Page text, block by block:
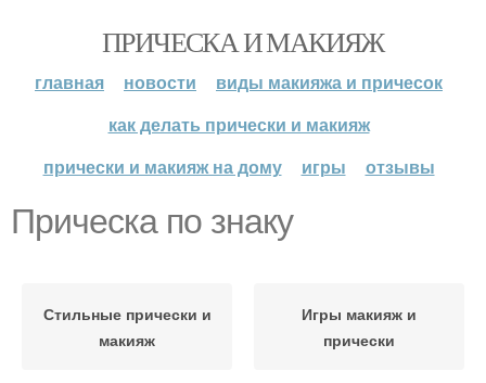
ПРИЧЕСКА И МАКИЯЖ
главная новости
виды макияжа и причесок
как делать прически и макияж
прически и макияж на дому
игры отзывы
Прическа по знаку
Стильные прически и
макияж
Игры макияж и
прически